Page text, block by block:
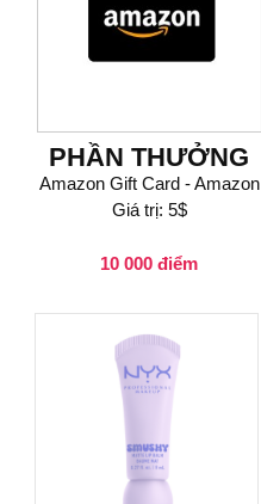
PHẦN THƯỞNG
Amazon Gift Card - Amazon
Giá trị: 5$
10 000 điểm